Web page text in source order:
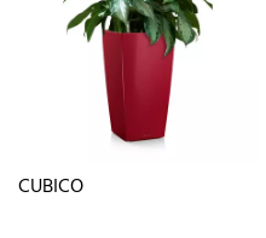
CUBICO